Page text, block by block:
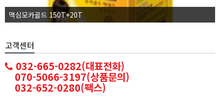
맥심모카골드 150T+20T
고객센터
032-665-0282(대표전화)
070-5066-3197(상품문의)
032-652-0280(팩스)